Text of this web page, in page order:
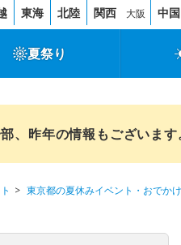
東海 北陸 関西 大阪 中国
夏祭り
、昨年の情報もございます
東京都の夏休みイベント・おでか